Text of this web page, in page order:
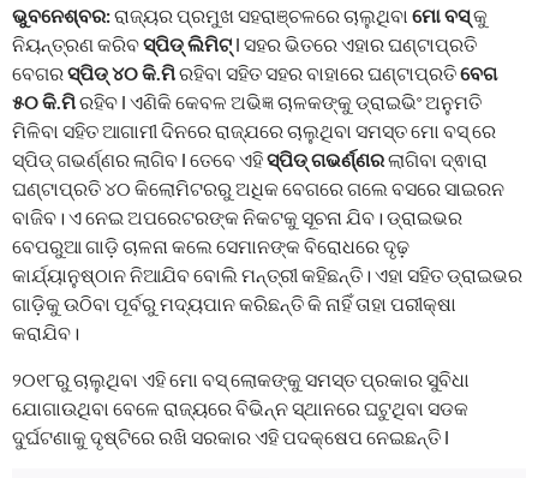
ଭୁବନେଶ୍ବର:ରାଜ୍ୟର ପ୍ରମୁଖ ସହରାଞ୍ଚଳରେ ଚାଲୁଥିବା ମୋ ବସ୍କୁ
ନିୟନ୍ତ୍ରଣ କରିବସ୍ପିଡ୍ ଲିମିଟ୍ l ସହର ଭିତରେ ଏହାର ଘଣ୍ଟାପ୍ରତି
ବେଗର ସ୍ପିଡ୍ ୪୦ କି.ମିରହିବା ସହିତ ସହର ବାହାରେ ଘଣ୍ଟାପ୍ରତିବେଗ
୫୦ କି.ମିରହିବ l ଏଣିକି କେବଳ ଅଭିଜ୍ଞ ଚାଳକଙ୍କୁ ଡ୍ରାଇଭିଂ ଅନୁମତି
ମିଳିବା ସହିତ ଆଗାମୀ ଦିନରେ ରାଜ୍ଯରେ ଚାଲୁଥିବା ସମସ୍ତ ମୋ ବସ୍ ରେ
ସ୍ପିଡ୍ ଗଭର୍ଣ୍ଣର ଲାଗିବ l ତେବେ ଏହିସ୍ପିଡ୍ ଗଭର୍ଣ୍ଣରଲାଗିବା ଦ୍ଵାରା
ଘଣ୍ଟାପ୍ରତି ୪୦ କିଲୋମିଟରରୁ ଅଧିକ ବେଗରେ ଗଲେ ବସରେ ସାଇରନ
ବାଜିବ। ଏ ନେଇ ଅପରେଟରଙ୍କ ନିକଟକୁ ସୂଚନା ଯିବ। ଡ୍ରାଇଭର
ବେପରୁଆ ଗାଡ଼ି ଚାଳନା କଲେ ସେମାନଙ୍କ ବିରୋଧରେ ଦୃଢ଼
କାର୍ଯ୍ୟାନୁଷ୍ଠାନ ନିଆଯିବ ବୋଲି ମନ୍ତ୍ରୀ କହିଛନ୍ତି। ଏହା ସହିତ ଡ୍ରାଇଭର
ଗାଡ଼ିକୁ ଉଠିବା ପୂର୍ବରୁ ମଦ୍ୟପାନ କରିଛନ୍ତି କି ନାହିଁ ତାହା ପରୀକ୍ଷା
କରାଯିବ।
୨୦୧୮ରୁ ଚାଲୁଥିବା ଏହି ମୋ ବସ୍ ଲୋକଙ୍କୁ ସମସ୍ତ ପ୍ରକାର ସୁବିଧା
ଯୋଗାଉଥିବା ବେଳେ ରାଜ୍ୟରେ ବିଭିନ୍ନ ସ୍ଥାନରେ ଘଟୁଥିବା ସଡକ
ଦୁର୍ଘଟଣାକୁ ଦୃଷ୍ଟିରେ ରଖି ସରକାର ଏହି ପଦକ୍ଷେପ ନେଇଛନ୍ତି l